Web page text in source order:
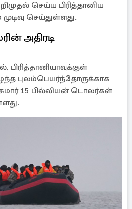
செய்ய பிரித்தானிய
செய்துள்ளது.
அதிரடி
புலம்பெயர்ந்தோருக்காக
15 பில்லியன் டொலர்கள்